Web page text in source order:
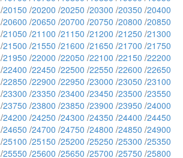
/20150 /20200 /20250 /20300 /20350 /20400
/20600 /20650 /20700 /20750 /20800 /20850
/21050 /21100 /21150 /21200 /21250 /21300
/21500 /21550 /21600 /21650 /21700 /21750
/21950 /22000 /22050 /22100 /22150 /22200
/22400 /22450 /22500 /22550 /22600 /22650
/22850 /22900 /22950 /23000 /23050 /23100
/23300 /23350 /23400 /23450 /23500 /23550
/23750 /23800 /23850 /23900 /23950 /24000
/24200 /24250 /24300 /24350 /24400 /24450
/24650 /24700 /24750 /24800 /24850 /24900
/25100 /25150 /25200 /25250 /25300 /25350
/25550 /25600 /25650 /25700 /25750 /25800